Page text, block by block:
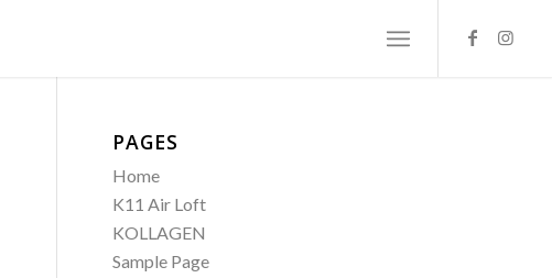
PAGES
Home
K11 Air Loft
KOLLAGEN
Sample Page